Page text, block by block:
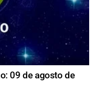
09 de agosto de